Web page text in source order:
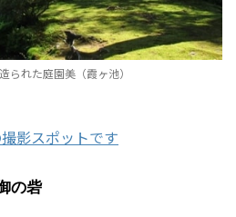
られた庭園美（霞ヶ池）
影スポットです
の砦